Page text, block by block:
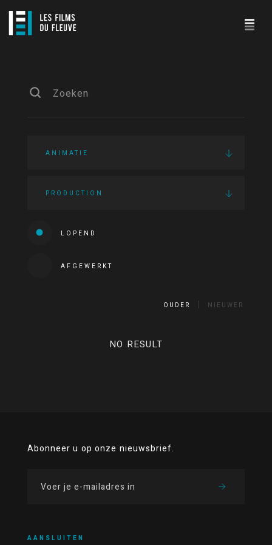
ANIMATIE
PRODUCTION
LOPEND
AFGEWERKT
OUDER NIEUWER
NO RESULT
Abonneer u op onze nieuwsbrief.
AANSLUITEN